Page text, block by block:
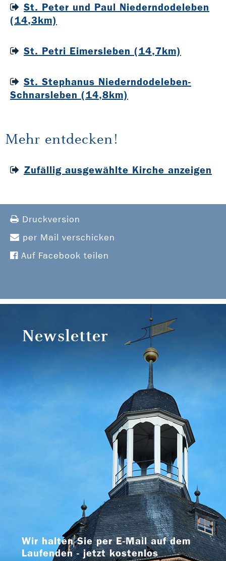
St. Peter und Paul Niederndodeleben
(14,3km)
St. Petri Eimersleben (14,7km)
St. Stephanus Niederndodeleben-
Schnarsleben (14,8km)
Mehr entdecken!
Zufällig ausgewählte Kirche anzeigen
Druckversion
per Mail verschicken
Auf Facebook teilen
Newsletter
Wir halten Sie per E-Mail auf dem
Laufenden - jetzt kostenlos